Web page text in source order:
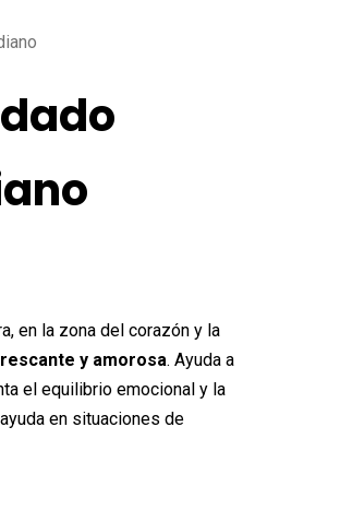
en la zona del corazón y la
y amorosa. Ayuda a
el equilibrio emocional y la
en situaciones de